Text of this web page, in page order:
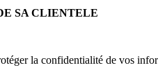
SA CLIENTELE
la confidentialité de vos